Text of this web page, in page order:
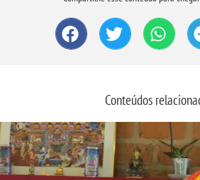
Conteúdos